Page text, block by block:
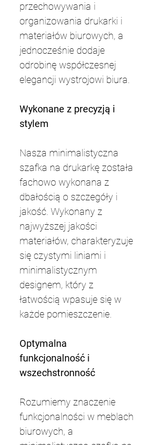
przechowywania i
organizowania drukarki i
materiałów biurowych, a
jednocześnie dodaje
odrobinę współczesnej
elegancji wystrojowi biura.
Wykonane z precyzją i
stylem
Nasza minimalistyczna
szafka na drukarkę została
fachowo wykonana z
dbałością o szczegóły i
jakość. Wykonany z
najwyższej jakości
materiałów, charakteryzuje
się czystymi liniami i
minimalistycznym
designem, który z
łatwością wpasuje się w
każde pomieszczenie.
Optymalna
funkcjonalność i
wszechstronność
Rozumiemy znaczenie
funkcjonalności w meblach
biurowych, a